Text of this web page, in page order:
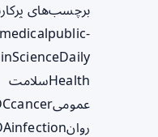
برچسب‌های
public-
ScienceDaily
Healthسلامت
عمومیcancer
روانinfection